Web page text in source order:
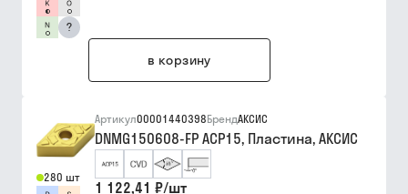
?
в корзину
280 шт
Артикул00001440398БрендАКСИС
DNMG150608-FP ACP15, Пластина, АКСИС
1 122,41 ₽/шт